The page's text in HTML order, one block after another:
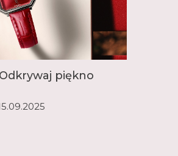
mechanizmem. Inne
nurkowy Seastar. W
siebie.
piękno